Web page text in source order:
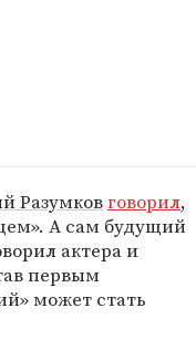
Разумковговорил,
А сам будущий
актера и
первым
может стать